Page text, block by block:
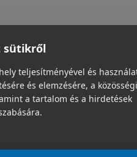
sütikről
teljesítményével és
és elemzésére, a
a tartalom és a hirdetések